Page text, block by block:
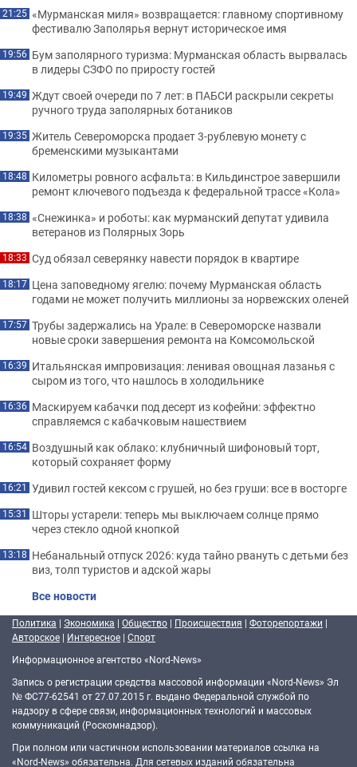
21:25 «Мурманская миля» возвращается: главному спортивному
фестивалю Заполярья вернут историческое имя
19:56 Бум заполярного туризма: Мурманская область вырвалась
в лидеры СЗФО по приросту гостей
19:49 Ждут своей очереди по 7 лет: в ПАБСИ раскрыли секреты
ручного труда заполярных ботаников
19:35 Житель Североморска продает 3-рублевую монету с
бременскими музыкантами
18:48 Километры ровного асфальта: в Кильдинстрое завершили
ремонт ключевого подъезда к федеральной трассе «Кола»
18:38 «Снежинка» и роботы: как мурманский депутат удивила
ветеранов из Полярных Зорь
18:33 Суд обязал северянку навести порядок в квартире
18:17 Цена заповедному ягелю: почему Мурманская область
годами не может получить миллионы за норвежских оленей
17:57 Трубы задержались на Урале: в Североморске назвали
новые сроки завершения ремонта на Комсомольской
16:39 Итальянская импровизация: ленивая овощная лазанья с
сыром из того, что нашлось в холодильнике
16:36 Маскируем кабачки под десерт из кофейни: эффектно
справляемся с кабачковым нашествием
16:54 Воздушный как облако: клубничный шифоновый торт,
который сохраняет форму
16:21 Удивил гостей кексом с грушей, но без груши: все в восторге
15:31 Шторы устарели: теперь мы выключаем солнце прямо
через стекло одной кнопкой
13:18 Небанальный отпуск 2026: куда тайно рвануть с детьми без
виз, толп туристов и адской жары
Все новости
Политика | Экономика | Общество | Происшествия | Фоторепортажи |
Авторское | Интересное | Спорт
Информационное агентство «Nord-News»
Запись о регистрации средства массовой информации «Nord-News» Эл
№ ФС77-62541 от 27.07.2015 г. выдано Федеральной службой по
надзору в сфере связи, информационных технологий и массовых
коммуникаций (Роскомнадзор).
При полном или частичном использовании материалов ссылка на
«Nord-News» обязательна. Для сетевых изданий обязательна